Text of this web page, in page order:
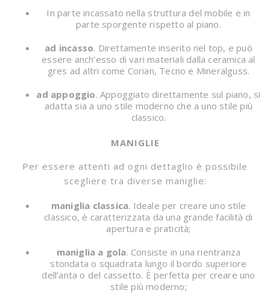
In parte incassato nella struttura del mobile e in
parte sporgente rispetto al piano.
ad incasso. Direttamente inserito nel top, e può
essere anch’esso di vari materiali dalla ceramica al
gres ad altri come Corian, Tecno e Mineralguss.
ad appoggio. Appoggiato direttamente sul piano, si
adatta sia a uno stile moderno che a uno stile più
classico.
MANIGLIE
Per essere attenti ad ogni dettaglio è possibile
scegliere tra diverse maniglie:
maniglia classica. Ideale per creare uno stile
classico, è caratterizzata da una grande facilità di
apertura e praticità;
maniglia a gola. Consiste in una rientranza
stondata o squadrata lungo il bordo superiore
dell’anta o del cassetto. È perfetta per creare uno
stile più moderno;